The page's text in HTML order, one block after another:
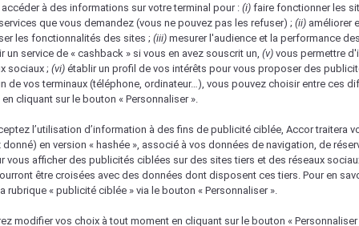
à des informations sur votre terminal pour : (i) faire fonctionner les
que vous demandez (vous ne pouvez pas les refuser) ; (ii) améliorer
les fonctionnalités des sites ; (iii) mesurer l'audience et la performance
un service de « cashback » si vous en avez souscrit un, (v) vous permettre
sociaux ; (vi) établir un profil de vos intérêts pour vous proposer des
de vos terminaux (téléphone, ordinateur…), vous pouvez choisir entre ces
cliquant sur le bouton « Personnaliser ».
l’utilisation d’information à des fins de publicité ciblée, Accor traitera
donné) en version « hashée », associé à vos données de navigation, de
vous afficher des publicités ciblées sur des sites tiers et des réseaux
être croisées avec des données dont disposent ces tiers. Pour en
rubrique « publicité ciblée » via le bouton « Personnaliser ».
modifier vos choix à tout moment en cliquant sur le bouton «